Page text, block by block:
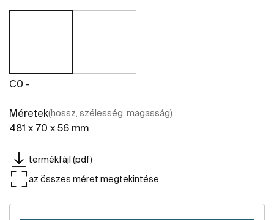
C0 -
Méretek(hossz, szélesség, magasság)
481 x 70 x 56 mm
termékfájl (pdf)
az összes méret megtekintése